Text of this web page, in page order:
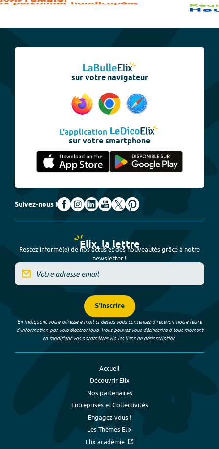
sur votre navigateur
L'application
sur votre smartphone
Suivez-nous !
Elix, la lettre
Restez informé(e) de nos actus et des nouveautés grâce à notre
newsletter !
S'inscrire
En indiquant votre adresse e-mail ci-dessus vous consentez à recevoir notre lettre
d’information par voie électronique. Vous pouvez vous désinscrire à tout moment
en modifiant vos paramètres via les liens de désinscription.
Accueil
Découvrir Elix
Nos partenaires
Entreprises et Collectivités
Engagez-vous !
Les Thèmes Elix
Elix académie